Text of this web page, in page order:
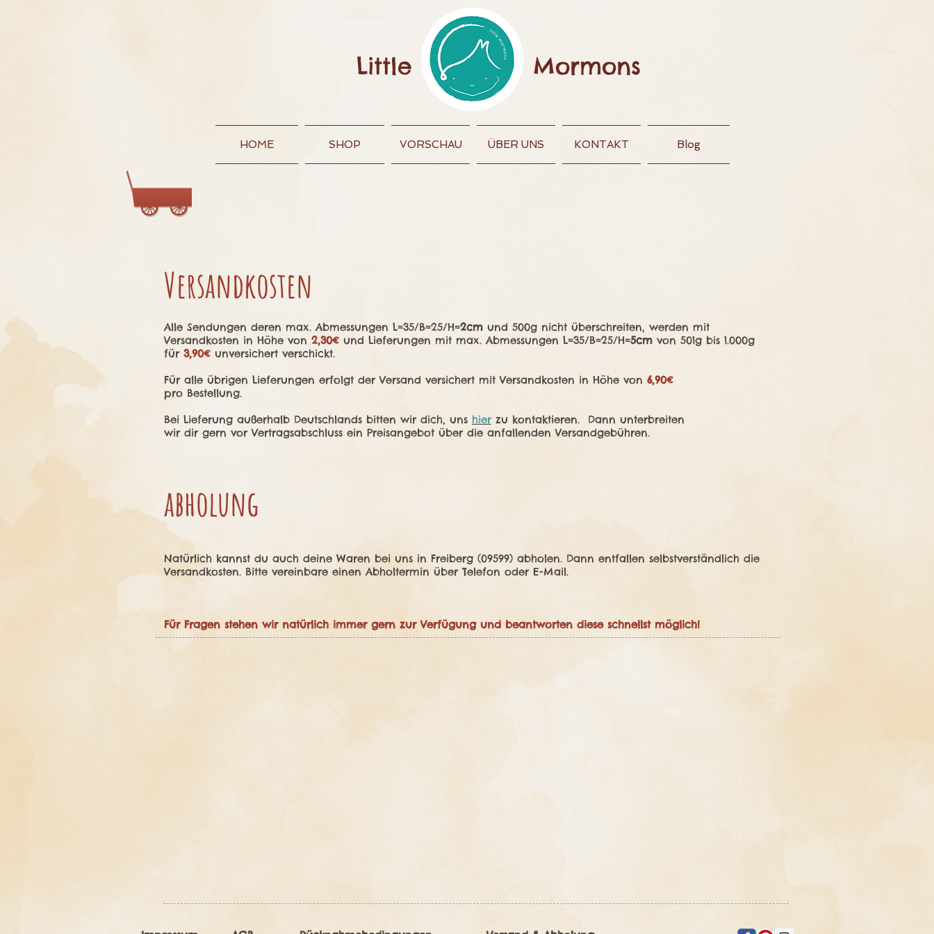
Mormons
Little
HOME SHOP VORSCHAU ÜBER UNS KONTAKT Blog
Wagen:
Versandkosten
Alle Sendungen deren max. Abmessungen L=35/B=25/H=2cm und 500g nicht überschreiten, werden mit
Versandkosten in Höhe von 2,30€ und Lieferungen mit max. Abmessungen L=35/B=25/H=5cm von 501g bis 1.000g
für 3,90€ unversichert verschickt.
Für alle übrigen Lieferungen erfolgt der Versand versichert mit Versandkosten in Höhe von 6,90€
pro Bestellung.
Bei Lieferung außerhalb Deutschlands bitten wir dich, uns hierzu kontaktieren. Dann unterbreiten
wir dir gern vor Vertragsabschluss ein Preisangebot über die anfallenden Versandgebühren.
abholung
Natürlich kannst du auch deine Waren bei uns in Freiberg (09599) abholen. Dann entfallen selbstverständlich die
Versandkosten. Bitte vereinbare einen Abholtermin über Telefon oder E-Mail.
Für Fragen stehen wir natürlich immer gern zur Verfügung und beantworten diese schnellst möglich!